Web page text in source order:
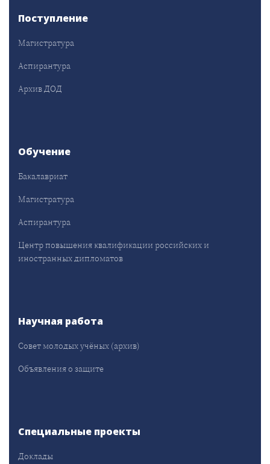
Поступление
Магистратура
Аспирантура
Архив ДОД
Обучение
Бакалавриат
Магистратура
Аспирантура
Центр повышения квалификации российских и
иностранных дипломатов
Научная работа
Совет молодых учёных (архив)
Объявления о защите
Специальные проекты
Доклады